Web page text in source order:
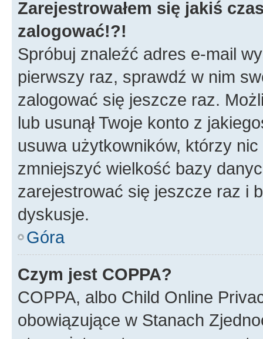
Zarejestrowałem się jakiś
zalogować!?!
Spróbuj znaleźć adres e-mail
pierwszy raz, sprawdź w nim
zalogować się jeszcze raz.
lub usunął Twoje konto z
usuwa użytkowników, którzy
zmniejszyć wielkość bazy
zarejestrować się jeszcze raz i
dyskusje.
Góra
Czym jest COPPA?
COPPA, albo Child Online
obowiązujące w Stanach